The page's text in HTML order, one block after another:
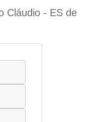
Cláudio - ES de